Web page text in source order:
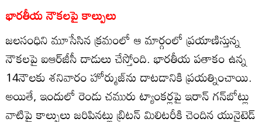
భారతీయ నౌకలపై కాల్పులు
జలసంధిని మూసేసిన క్రమంలో ఆ మార్గంలో ప్రయాణిస్తున్న
నౌకలపై ఐఆర్‌జీసీ దాడులు చేస్తోంది. భారతీయ పతాకం ఉన్న
14నౌలకు శనివారం హోర్ముజ్‌ను దాటడానికి ప్రయత్నించాయి.
అయితే, ఇందులో రెండు చమురు ట్యాంకర్లపై ఇరాన్‌ గన్‌బోట్లు
వాటిపై కాల్పులు జరిపినట్లు బ్రిటన్‌ మిలిటరీకి చెందిన యునైటెడ్‌